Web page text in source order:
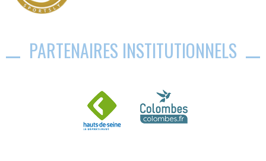
PARTENAIRES INSTITUTIONNELS